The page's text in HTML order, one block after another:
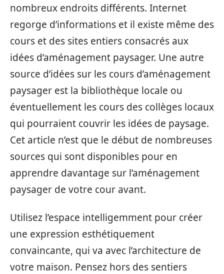
nombreux endroits différents. Internet
regorge d’informations et il existe même des
cours et des sites entiers consacrés aux
idées d’aménagement paysager. Une autre
source d’idées sur les cours d’aménagement
paysager est la bibliothèque locale ou
éventuellement les cours des collèges locaux
qui pourraient couvrir les idées de paysage.
Cet article n’est que le début de nombreuses
sources qui sont disponibles pour en
apprendre davantage sur l’aménagement
paysager de votre cour avant.
Utilisez l’espace intelligemment pour créer
une expression esthétiquement
convaincante, qui va avec l’architecture de
votre maison. Pensez hors des sentiers